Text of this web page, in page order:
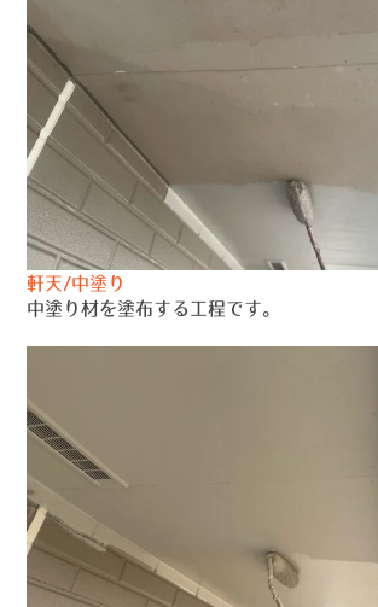
軒天/中塗り
中塗り材を塗布する工程です。